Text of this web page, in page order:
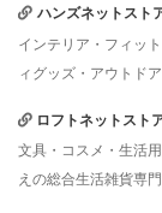
ハンズネットスト
インテリア・フィッ
ィグッズ・アウトド
ロフトネットスト
文具・コスメ・生活
えの総合生活雑貨専